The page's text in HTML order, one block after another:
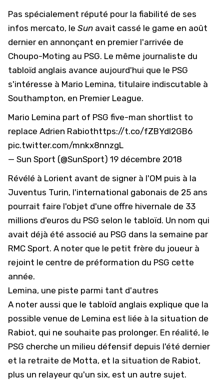
Pas spécialement réputé pour la fiabilité de ses
infos mercato, le Sun avait cassé le game en août
dernier en annonçant en premier l'arrivée de
Choupo-Moting au PSG. Le même journaliste du
tabloïd anglais avance aujourd'hui que le PSG
s'intéresse à Mario Lemina, titulaire indiscutable à
Southampton, en Premier League.
Mario Lemina part of PSG five-man shortlist to
replace Adrien Rabiothttps://t.co/fZBYdl2GB6
pic.twitter.com/mnkx8nnzgL
— Sun Sport (@SunSport) 19 décembre 2018
Révélé à Lorient avant de signer à l'OM puis à la
Juventus Turin, l'international gabonais de 25 ans
pourrait faire l'objet d'une offre hivernale de 33
millions d'euros du PSG selon le tabloïd. Un nom qui
avait déjà été associé au PSG dans la semaine par
RMC Sport. A noter que le petit frère du joueur à
rejoint le centre de préformation du PSG cette
année.
Lemina, une piste parmi tant d'autres
A noter aussi que le tabloïd anglais explique que la
possible venue de Lemina est liée à la situation de
Rabiot, qui ne souhaite pas prolonger. En réalité, le
PSG cherche un milieu défensif depuis l'été dernier
et la retraite de Motta, et la situation de Rabiot,
plus un relayeur qu'un six, est un autre sujet.